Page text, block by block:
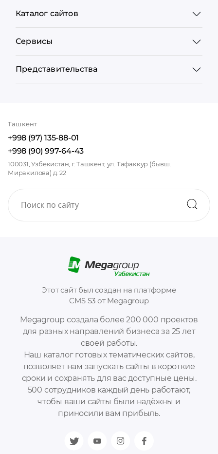
Megagroup создала более 200 000 проектов
для разных направлений бизнеса за 25 лет
своей работы.
Наш каталог готовых тематических сайтов,
позволяет нам запускать сайты в короткие
сроки и сохранять для вас доступные цены.
500 сотрудников каждый день работают,
чтобы ваши сайты были надёжны и
приносили вам прибыль.
Этот сайт был создан на платформе
CMS S3 от Megagroup
Каталог сайтов
Сервисы
Представительства
Ташкент
+998 (97) 135-88-01
+998 (90) 997-64-43
100031, Узбекистан, г. Ташкент, ул. Тафаккур (бывш.
Миракилова) д. 22